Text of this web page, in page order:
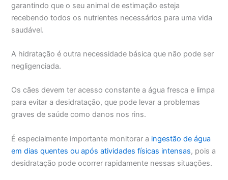
garantindo que o seu animal de estimação esteja
recebendo todos os nutrientes necessários para uma vida
saudável.
A hidratação é outra necessidade básica que não pode ser
negligenciada.
Os cães devem ter acesso constante a água fresca e limpa
para evitar a desidratação, que pode levar a problemas
graves de saúde como danos nos rins.
É especialmente importante monitorar a ingestão de água
em dias quentes ou após atividades físicas intensas, pois a
desidratação pode ocorrer rapidamente nessas situações.